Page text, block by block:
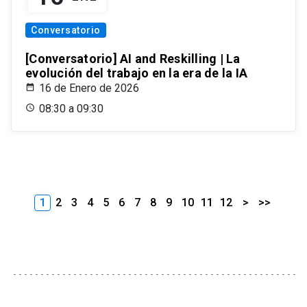
Conversatorio
[Conversatorio] AI and Reskilling | La
evolución del trabajo en la era de la IA
16 de Enero de 2026
08:30 a 09:30
1 2 3 4 5 6 7 8 9 10 11 12 > >>